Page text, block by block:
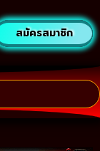
สมัครสมาชิก